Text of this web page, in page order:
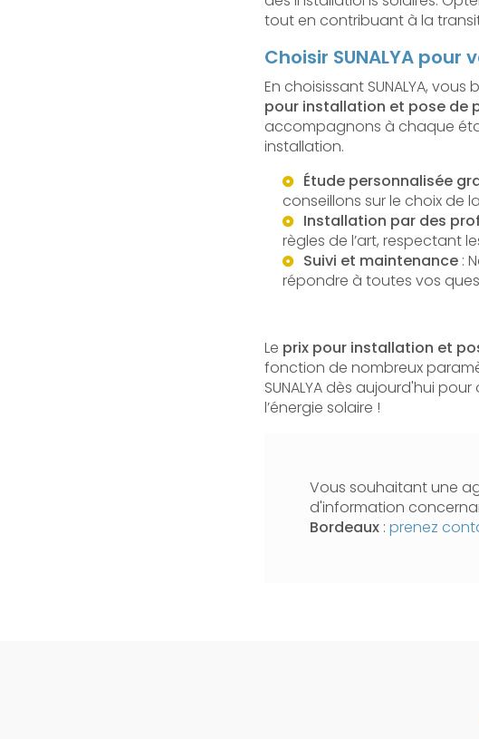
tout en contribuant à la
Choisir SUNALYA
En choisissant SUNALYA,
pour installation et pose de
accompagnons à chaque
installation.
Étude personnalisée
conseillons sur le choix de
Installation par des
règles de l’art, respectant
Suivi et maintenance :
répondre à toutes vos
Le prix pour installation et
fonction de nombreux
SUNALYA dès aujourd'hui
l’énergie solaire !
Vous souhaitant une
d'information
Bordeaux : prenez